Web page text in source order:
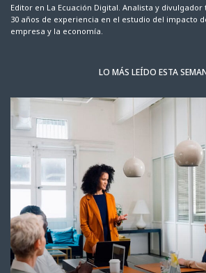
Editor en La Ecuación Digital. Analista y
30 años de experiencia en el estudio del impacto
empresa y la economía.
LO MÁS LEÍDO ESTA